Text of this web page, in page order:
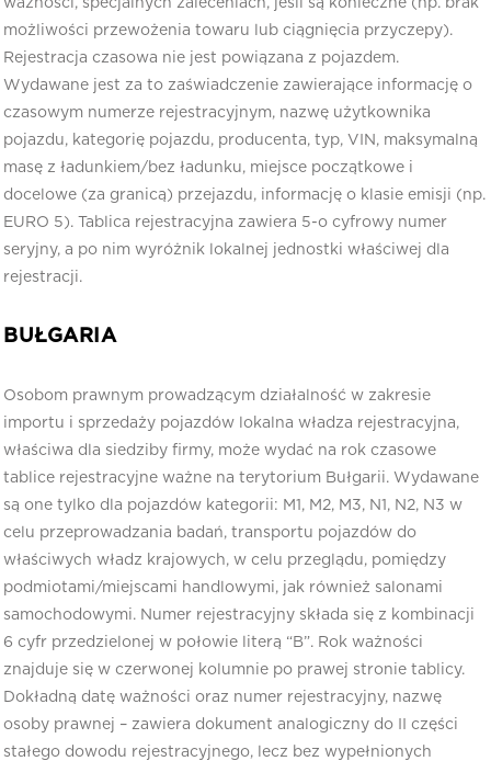
możliwości przewożenia towaru lub ciągnięcia przyczepy).
Rejestracja czasowa nie jest powiązana z pojazdem.
Wydawane jest za to zaświadczenie zawierające informację o
czasowym numerze rejestracyjnym, nazwę użytkownika
pojazdu, kategorię pojazdu, producenta, typ, VIN, maksymalną
masę z ładunkiem/bez ładunku, miejsce początkowe i
docelowe (za granicą) przejazdu, informację o klasie emisji (np.
EURO 5). Tablica rejestracyjna zawiera 5-o cyfrowy numer
seryjny, a po nim wyróżnik lokalnej jednostki właściwej dla
rejestracji.
BUŁGARIA
Osobom prawnym prowadzącym działalność w zakresie
importu i sprzedaży pojazdów lokalna władza rejestracyjna,
właściwa dla siedziby firmy, może wydać na rok czasowe
tablice rejestracyjne ważne na terytorium Bułgarii. Wydawane
są one tylko dla pojazdów kategorii: M1, M2, M3, N1, N2, N3 w
celu przeprowadzania badań, transportu pojazdów do
właściwych władz krajowych, w celu przeglądu, pomiędzy
podmiotami/miejscami handlowymi, jak również salonami
samochodowymi. Numer rejestracyjny składa się z kombinacji
6 cyfr przedzielonej w połowie literą “B”. Rok ważności
znajduje się w czerwonej kolumnie po prawej stronie tablicy.
Dokładną datę ważności oraz numer rejestracyjny, nazwę
osoby prawnej – zawiera dokument analogiczny do II części
stałego dowodu rejestracyjnego, lecz bez wypełnionych